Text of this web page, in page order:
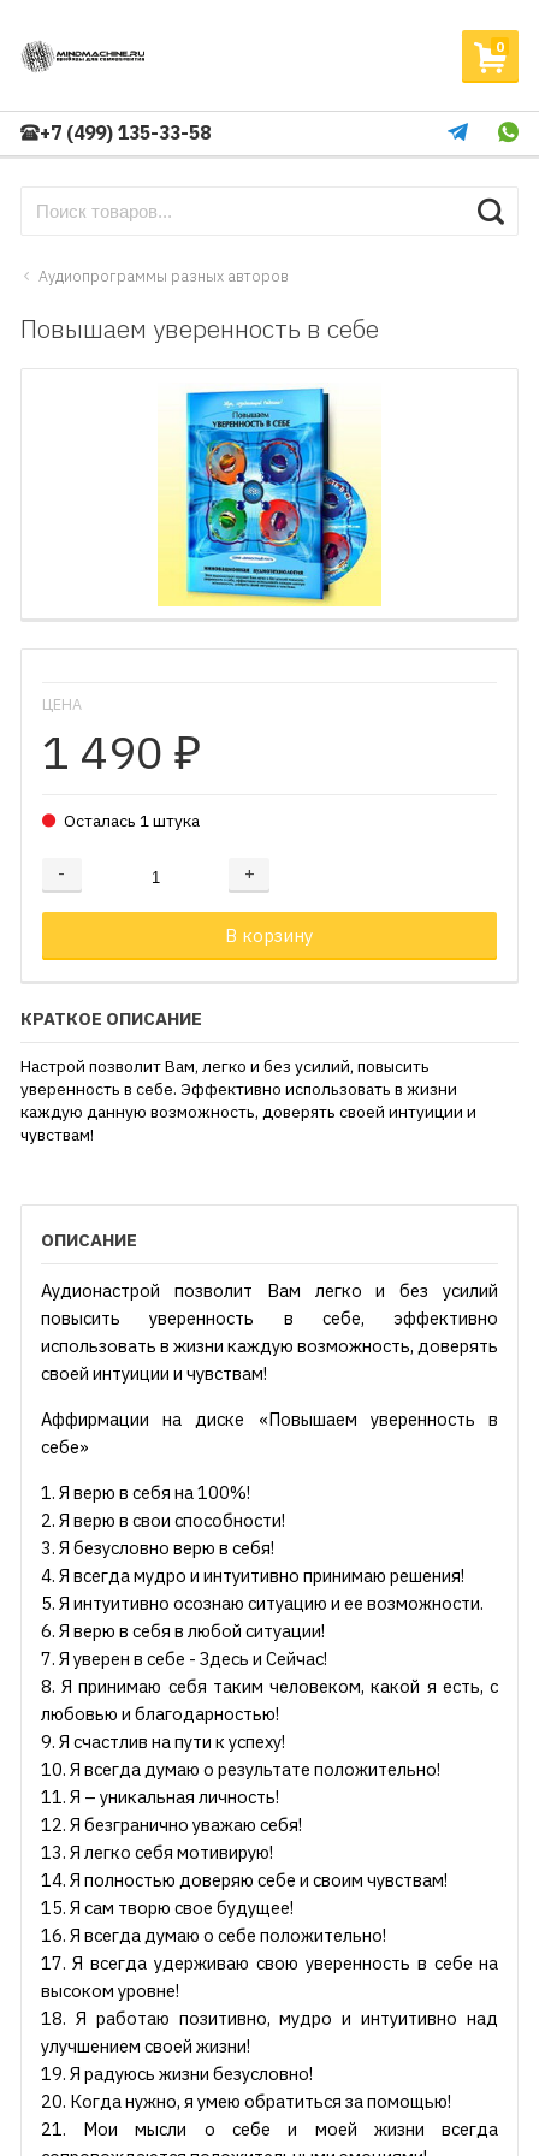
0
+7 (499) 135-33-58
Аудиопрограммы разных авторов
Повышаем уверенность в себе
ЦЕНА
1 490 ₽
Осталась 1 штука
- +
Добавляется...
В корзину
Добавлен
КРАТКОЕ ОПИСАНИЕ
Настрой позволит Вам, легко и без усилий, повысить
уверенность в себе. Эффективно использовать в жизни
каждую данную возможность, доверять своей интуиции и
чувствам!
ОПИСАНИЕ
Аудионастрой позволит Вам легко и без усилий
повысить уверенность в себе, эффективно
использовать в жизни каждую возможность, доверять
своей интуиции и чувствам!
Аффирмации на диске «Повышаем уверенность в
себе»
1. Я верю в себя на 100%!
2. Я верю в свои способности!
3. Я безусловно верю в себя!
4. Я всегда мудро и интуитивно принимаю решения!
5. Я интуитивно осознаю ситуацию и ее возможности.
6. Я верю в себя в любой ситуации!
7. Я уверен в себе - Здесь и Сейчас!
8. Я принимаю себя таким человеком, какой я есть, с
любовью и благодарностью!
9. Я счастлив на пути к успеху!
10. Я всегда думаю о результате положительно!
11. Я – уникальная личность!
12. Я безгранично уважаю себя!
13. Я легко себя мотивирую!
14. Я полностью доверяю себе и своим чувствам!
15. Я сам творю свое будущее!
16. Я всегда думаю о себе положительно!
17. Я всегда удерживаю свою уверенность в себе на
высоком уровне!
18. Я работаю позитивно, мудро и интуитивно над
улучшением своей жизни!
19. Я радуюсь жизни безусловно!
20. Когда нужно, я умею обратиться за помощью!
21. Мои мысли о себе и моей жизни всегда